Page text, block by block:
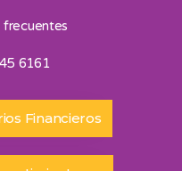
frecuentes
6161
Financieros